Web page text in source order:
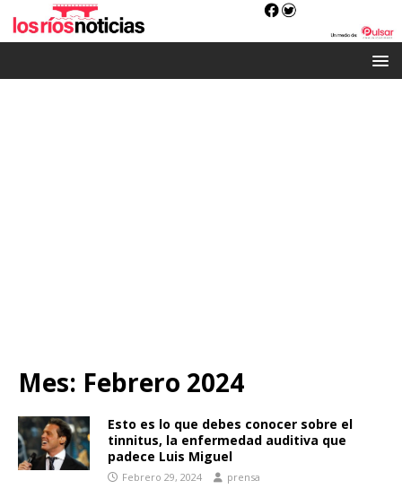
Mes: Febrero 2024
Esto es lo que debes conocer sobre el
tinnitus, la enfermedad auditiva que
padece Luis Miguel
Febrero 29, 2024 prensa